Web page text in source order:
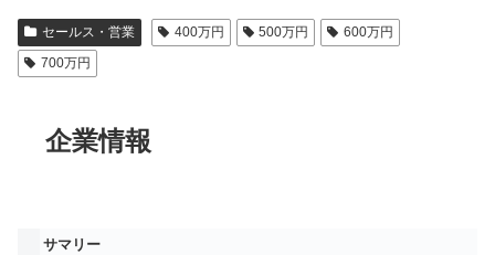
セールス・営業 400万円 500万円
600万円
700万円
企業情報
サマリー